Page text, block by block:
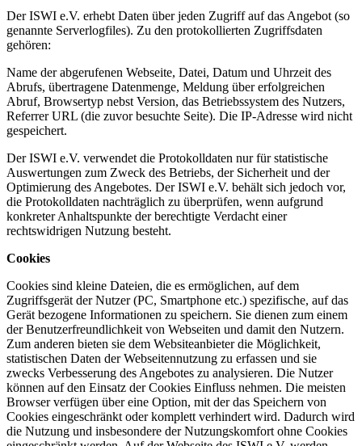
Der ISWI e.V. erhebt Daten über jeden Zugriff auf das Angebot (so
genannte Serverlogfiles). Zu den protokollierten Zugriffsdaten
gehören:
Name der abgerufenen Webseite, Datei, Datum und Uhrzeit des
Abrufs, übertragene Datenmenge, Meldung über erfolgreichen
Abruf, Browsertyp nebst Version, das Betriebssystem des Nutzers,
Referrer URL (die zuvor besuchte Seite). Die IP-Adresse wird nicht
gespeichert.
Der ISWI e.V. verwendet die Protokolldaten nur für statistische
Auswertungen zum Zweck des Betriebs, der Sicherheit und der
Optimierung des Angebotes. Der ISWI e.V. behält sich jedoch vor,
die Protokolldaten nachträglich zu überprüfen, wenn aufgrund
konkreter Anhaltspunkte der berechtigte Verdacht einer
rechtswidrigen Nutzung besteht.
Cookies
Cookies sind kleine Dateien, die es ermöglichen, auf dem
Zugriffsgerät der Nutzer (PC, Smartphone etc.) spezifische, auf das
Gerät bezogene Informationen zu speichern. Sie dienen zum einem
der Benutzerfreundlichkeit von Webseiten und damit den Nutzern.
Zum anderen bieten sie dem Websiteanbieter die Möglichkeit,
statistischen Daten der Webseitennutzung zu erfassen und sie
zwecks Verbesserung des Angebotes zu analysieren. Die Nutzer
können auf den Einsatz der Cookies Einfluss nehmen. Die meisten
Browser verfügen über eine Option, mit der das Speichern von
Cookies eingeschränkt oder komplett verhindert wird. Dadurch wird
die Nutzung und insbesondere der Nutzungskomfort ohne Cookies